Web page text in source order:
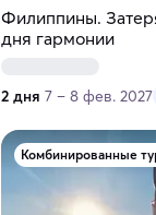
Филиппины.
дня гармонии
2 дня 7 – 8 фев. 2027
Комбинированные